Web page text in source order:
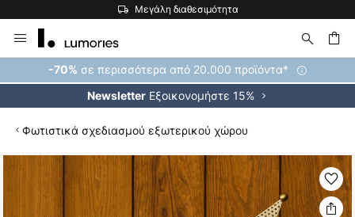
Μεγάλη διαθεσιμότητα
Μετάβαση
στο
περιεχόμενο
-70% σε περισσότερα από 20.000 προϊόντα*
Newsletter Εξοικονομήστε 15%
Φωτιστικά σχεδιασμού εξωτερικού χώρου
στο